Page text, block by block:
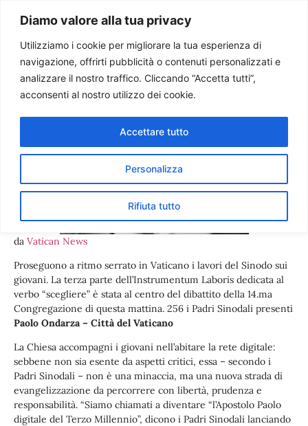
Diamo valore alla tua privacy
Utilizziamo i cookie per migliorare la tua esperienza di
navigazione, offrirti pubblicità o contenuti personalizzati e
analizzare il nostro traffico. Cliccando “Accetta tutti”,
acconsenti al nostro utilizzo dei cookie.
Personalizza
Rifiuta tutto
Accettare tutto
Paolo Ondarza
Sinodo. Evangelizzare il
digitale, opportunità e rischi
da Vatican News
Proseguono a ritmo serrato in Vaticano i lavori del Sinodo sui
giovani. La terza parte dell’Instrumentum Laboris dedicata al
verbo “scegliere” è stata al centro del dibattito della 14.ma
Congregazione di questa mattina. 256 i Padri Sinodali presenti
Paolo Ondarza – Città del Vaticano
La Chiesa accompagni i giovani nell’abitare la rete digitale:
sebbene non sia esente da aspetti critici, essa – secondo i
Padri Sinodali – non è una minaccia, ma una nuova strada di
evangelizzazione da percorrere con libertà, prudenza e
responsabilità. “Siamo chiamati a diventare “l’Apostolo Paolo
digitale del Terzo Millennio”, dicono i Padri Sinodali lanciando